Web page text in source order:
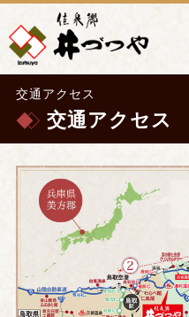
交通アクセス
交通アクセス